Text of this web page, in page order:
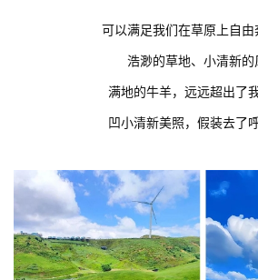
可以满足我们在草原上自
浩渺的草地、小清新的
满地的牛羊，远远超出了
凹小清新美照，假装去了